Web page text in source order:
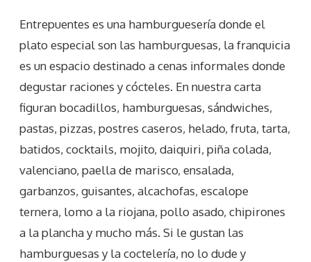
Entrepuentes es una hamburguesería donde el
plato especial son las hamburguesas, la franquicia
es un espacio destinado a cenas informales donde
degustar raciones y cócteles. En nuestra carta
figuran bocadillos, hamburguesas, sándwiches,
pastas, pizzas, postres caseros, helado, fruta, tarta,
batidos, cocktails, mojito, daiquiri, piña colada,
valenciano, paella de marisco, ensalada,
garbanzos, guisantes, alcachofas, escalope
ternera, lomo a la riojana, pollo asado, chipirones
a la plancha y mucho más. Si le gustan las
hamburguesas y la coctelería, no lo dude y